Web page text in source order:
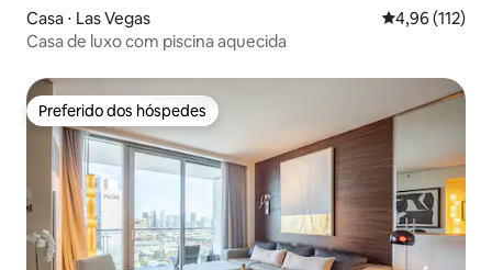
Casa ⋅ Las Vegas 4,96 de uma
4,96 (112)
Casa de luxo com piscina aquecida
Preferido dos hóspedes
Preferido dos hóspedes